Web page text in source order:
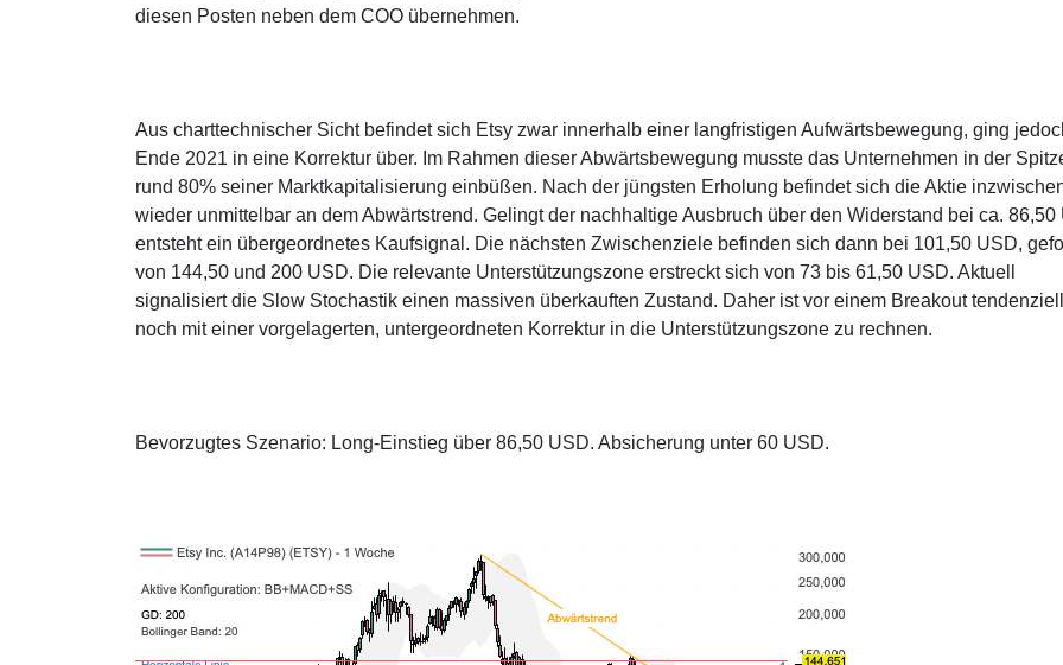
diesen Posten neben dem COO übernehmen.
Aus charttechnischer Sicht befindet sich Etsy zwar innerhalb einer langfristigen Aufwärtsbewegung, ging
Ende 2021 in eine Korrektur über. Im Rahmen dieser Abwärtsbewegung musste das Unternehmen in der
rund 80% seiner Marktkapitalisierung einbüßen. Nach der jüngsten Erholung befindet sich die Aktie
wieder unmittelbar an dem Abwärtstrend. Gelingt der nachhaltige Ausbruch über den Widerstand bei ca. 86,50
entsteht ein übergeordnetes Kaufsignal. Die nächsten Zwischenziele befinden sich dann bei 101,50 USD,
von 144,50 und 200 USD. Die relevante Unterstützungszone erstreckt sich von 73 bis 61,50 USD. Aktuell
signalisiert die Slow Stochastik einen massiven überkauften Zustand. Daher ist vor einem Breakout tendenziell
noch mit einer vorgelagerten, untergeordneten Korrektur in die Unterstützungszone zu rechnen.
Bevorzugtes Szenario: Long-Einstieg über 86,50 USD. Absicherung unter 60 USD.